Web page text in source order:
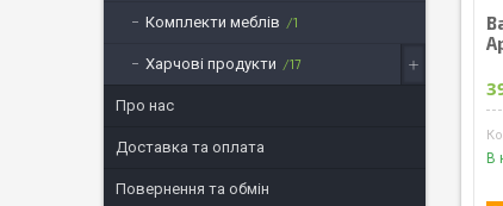
В
Комплекти меблів 1
Харчові продукти 17
Про нас
Доставка та оплата
Повернення та обмін